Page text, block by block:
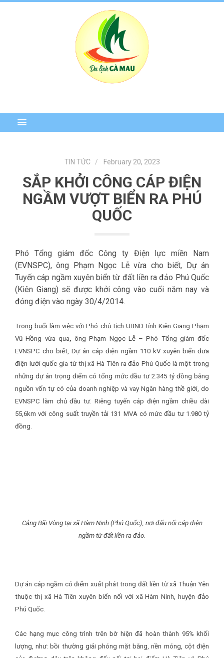
TIN TỨC February 20, 2023
SẮP KHỞI CÔNG CÁP ĐIỆN
NGẦM VƯỢT BIỂN RA PHÚ
QUỐC
Phó Tổng giám đốc Công ty Điện lực miền Nam
(EVNSPC), ông Phạm Ngọc Lễ vừa cho biết, Dự án
Tuyến cáp ngầm xuyên biển từ đất liền ra đảo Phú Quốc
(Kiên Giang) sẽ được khởi công vào cuối năm nay và
đóng điện vào ngày 30/4/2014.
Trong buổi làm việc với Phó chủ tịch UBND tỉnh Kiên Giang Phạm
Vũ Hồng vừa qua, ông Phạm Ngọc Lễ – Phó Tổng giám đốc
EVNSPC cho biết, Dự án cáp điện ngầm 110 kV xuyên biển đưa
điện lưới quốc gia từ thị xã Hà Tiên ra đảo Phú Quốc là một trong
những dự án trọng điểm có tổng mức đầu tư 2.345 tỷ đồng bằng
nguồn vốn tự có của doanh nghiệp và vay Ngân hàng thề giới, do
EVNSPC làm chủ đầu tư. Riêng tuyến cáp điện ngầm chiều dài
55,6km với công suất truyền tải 131 MVA có mức đầu tư 1.980 tỷ
đồng.
Cảng Bãi Vòng tại xã Hàm Ninh (Phú Quốc), nơi đấu nối cáp điện
ngầm từ đất liền ra đảo.
Dự án cáp ngầm có điểm xuất phát trong đất liền từ xã Thuận Yên
thuộc thị xã Hà Tiên xuyên biển nối với xã Hàm Ninh, huyện đảo
Phú Quốc.
Các hạng mục công trình trên bờ hiện đã hoàn thành 95% khối
lượng, như: bồi thường giải phóng mặt bằng, nền móng, cột điện